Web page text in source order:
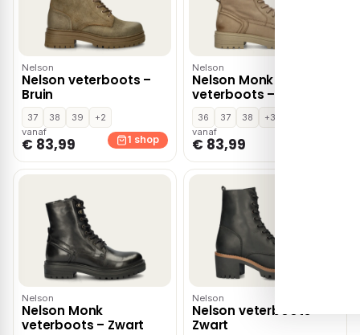
Nelson
Nelson veterboots –
Bruin
37 38 39
+2
vanaf
€ 83,99 1 shop
Nelson
Nelson Monk
veterboots – Bruin
36 37 38
+3
vanaf
€ 83,99
Nelson
Nelson Monk
veterboots – Zwart
Nelson
Nelson veterboots –
Zwart